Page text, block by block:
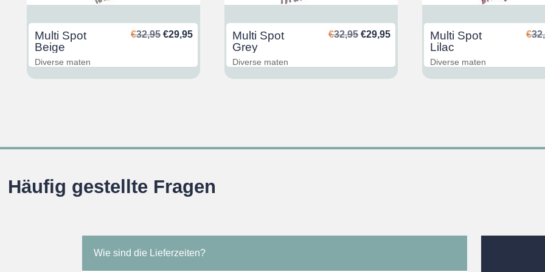
Multi Spot
Beige
€32,95 Ursprünglicher
€32,95
€29,95Aktueller
€29,95.
Diverse maten
Multi Spot
Grey
€32,95 Ursprünglicher
€32,95
€29,95Aktueller
€29,95.
Diverse maten
Multi Spot
Lilac
€
Diverse maten
Häufig gestellte Fragen
Wie sind die Lieferzeiten?